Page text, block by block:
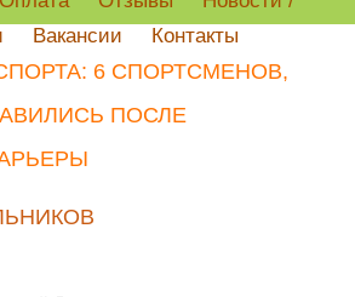
Вакансии Контакты
6 СПОРТСМЕНОВ,
ПОСЛЕ